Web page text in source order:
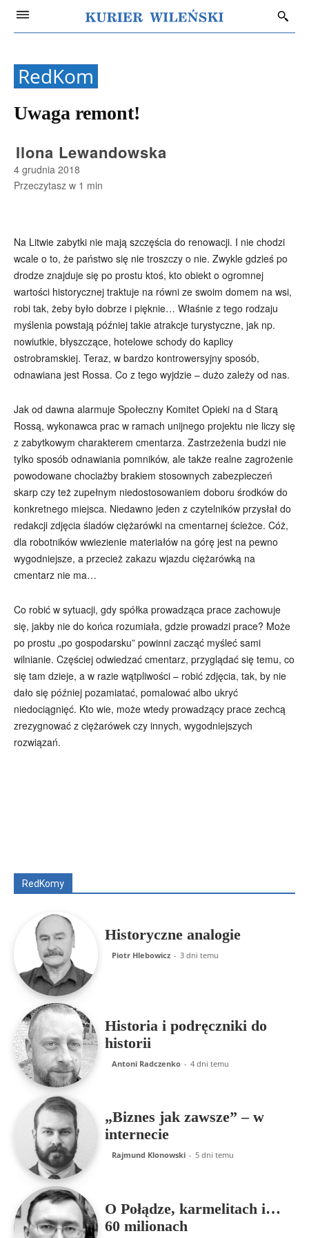
RedKom
Uwaga remont!
Ilona Lewandowska
4 grudnia 2018
Przeczytasz w 1 min
Na Litwie zabytki nie mają szczęścia do renowacji. I nie chodzi
wcale o to, że państwo się nie troszczy o nie. Zwykle gdzieś po
drodze znajduje się po prostu ktoś, kto obiekt o ogromnej
wartości historycznej traktuje na równi ze swoim domem na wsi,
robi tak, żeby było dobrze i pięknie… Właśnie z tego rodzaju
myślenia powstają później takie atrakcje turystyczne, jak np.
nowiutkie, błyszczące, hotelowe schody do kaplicy
ostrobramskiej. Teraz, w bardzo kontrowersyjny sposób,
odnawiana jest Rossa. Co z tego wyjdzie – dużo zależy od nas.
Jak od dawna alarmuje Społeczny Komitet Opieki na d Starą
Rossą, wykonawca prac w ramach unijnego projektu nie liczy się
z zabytkowym charakterem cmentarza. Zastrzeżenia budzi nie
tylko sposób odnawiania pomników, ale także realne zagrożenie
powodowane chociażby brakiem stosownych zabezpieczeń
skarp czy też zupełnym niedostosowaniem doboru środków do
konkretnego miejsca. Niedawno jeden z czytelników przysłał do
redakcji zdjęcia śladów ciężarówki na cmentarnej ścieżce. Cóż,
dla robotników wwiezienie materiałów na górę jest na pewno
wygodniejsze, a przecież zakazu wjazdu ciężarówką na
cmentarz nie ma…
Co robić w sytuacji, gdy spółka prowadząca prace zachowuje
się, jakby nie do końca rozumiała, gdzie prowadzi prace? Może
po prostu „po gospodarsku” powinni zacząć myśleć sami
wilnianie. Częściej odwiedzać cmentarz, przyglądać się temu, co
się tam dzieje, a w razie wątpliwości – robić zdjęcia, tak, by nie
dało się później pozamiatać, pomalować albo ukryć
niedociągnięć. Kto wie, może wtedy prowadzący prace zechcą
zrezygnować z ciężarówek czy innych, wygodniejszych
rozwiązań.
RedKomy
Historyczne analogie
Piotr Hlebowicz - 3 dni temu
Historia i podręczniki do
historii
Antoni Radczenko - 4 dni temu
„Biznes jak zawsze” – w
internecie
Rajmund Klonowski - 5 dni temu
O Połądze, karmelitach i…
60 milionach